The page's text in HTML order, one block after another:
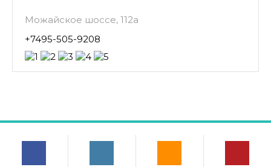
Можайское шоссе, 112а
+7495-505-9208